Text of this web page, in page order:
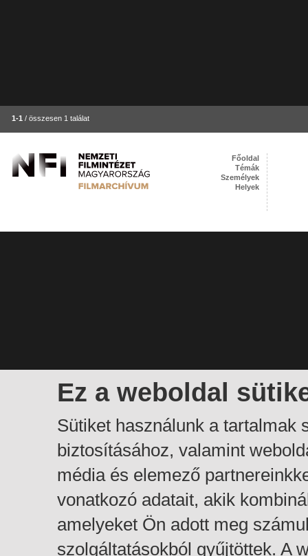
1-1 / összesen 1 találat
Ez a weboldal
Sütiket használunk a tartalmak
biztosításához, valamint
média és elemező
vonatkozó adatait, akik
amelyeket Ön adott meg
szolgáltatásokból gyűjtöttek. A
Főoldal
Témák
Személyek
Helyek